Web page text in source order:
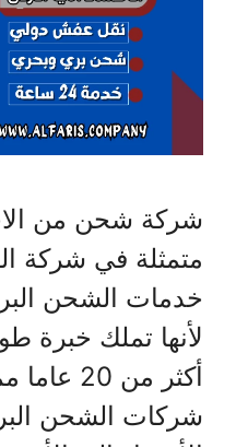
شركة شحن من
متمثلة في شركة
خدمات الشحن
لأنها تملك خبرة
أكثر من
شركات الشحن